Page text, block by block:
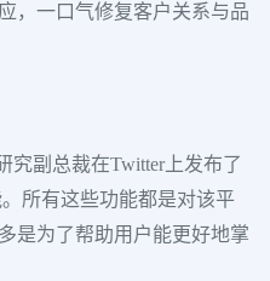
，一口气修复客户关系与品
究副总裁在Twitter上发布了
所有这些功能都是对该平
是为了帮助用户能更好地掌